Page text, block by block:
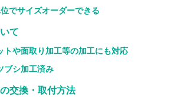
でサイズオーダーできる
て
トや面取り加工等の加工にも対応
ブシ加工済み
交換・取付方法